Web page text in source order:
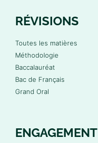
RÉVISIONS
Toutes les matières
Méthodologie
Baccalauréat
Bac de Français
Grand Oral
ENGAGEMENT